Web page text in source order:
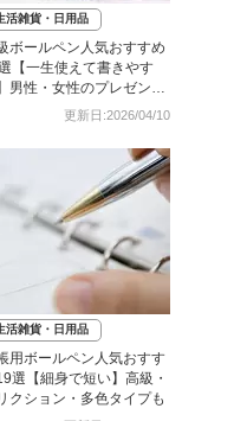
活雑貨・日用品
ボールペン人気おすすめ
【一生使えて書きやす
男性・女性のプレゼント
更新日:2026/04/10
活雑貨・日用品
用ボールペン人気おすす
選【細身で短い】高級・
クション・多色タイプも